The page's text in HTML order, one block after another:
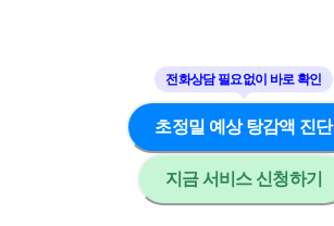
초정밀 예상 탕감액 진단
지금 서비스 신청하기